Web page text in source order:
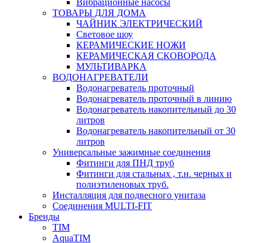
Вибрационные насосы
ТОВАРЫ ДЛЯ ДОМА
ЧАЙНИК ЭЛЕКТРИЧЕСКИЙ
Световое шоу
КЕРАМИЧЕСКИЕ НОЖИ
КЕРАМИЧЕСКАЯ СКОВОРОДА
МУЛЬТИВАРКА
ВОДОНАГРЕВАТЕЛИ
Водонагреватель проточный
Водонагреватель проточный в линию
Водонагреватель накопительный до 30
литров
Водонагреватель накопительный от 30
литров
Универсальные зажимные соединения
Фитинги для ПНД труб
Фитинги для стальных , т.н. черных и
полиэтиленовых труб.
Инсталляция для подвесного унитаза
Соединения MULTI-FIT
Бренды
TIM
AquaTIM